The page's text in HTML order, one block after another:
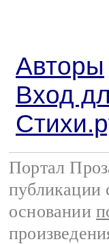
Авторы
Вход
Портал
публикации
основании